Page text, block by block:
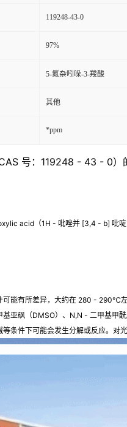
119248-43-0
97%
5-氮杂吲哚-3-羧酸
其他
*ppm
号：119248 - 43 - 0）
acid（1H - 吡唑并 [3,4 - b] 吡啶
能有所差异，大约在 280 - 290℃左
亚砜（DMSO）、N,N - 二甲基甲
条件下可能会发生分解或反应。对